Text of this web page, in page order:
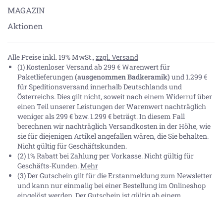
MAGAZIN
Aktionen
Alle Preise inkl. 19% MwSt., zzgl. Versand
(1) Kostenloser Versand ab 299 € Warenwert für
Paketlieferungen(ausgenommen Badkeramik) und 1.299 €
für Speditionsversand innerhalb Deutschlands und
Österreichs. Dies gilt nicht, soweit nach einem Widerruf über
einen Teil unserer Leistungen der Warenwert nachträglich
weniger als 299 € bzw. 1.299 € beträgt. In diesem Fall
berechnen wir nachträglich Versandkosten in der Höhe, wie
sie für diejenigen Artikel angefallen wären, die Sie behalten.
Nicht gültig für Geschäftskunden.
(2) 1% Rabatt bei Zahlung per Vorkasse. Nicht gültig für
Geschäfts-Kunden.Mehr
(3) Der Gutschein gilt für die Erstanmeldung zum Newsletter
und kann nur einmalig bei einer Bestellung im Onlineshop